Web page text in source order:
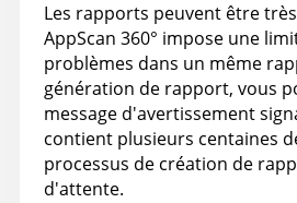
Les rapports peuvent être
AppScan 360° impose une
problèmes dans un même
génération de rapport, vous
message d'avertissement
contient plusieurs centaines
processus de création de
d'attente.